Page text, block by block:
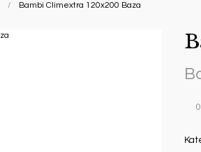
Bambi Climextra 120x200 Baza